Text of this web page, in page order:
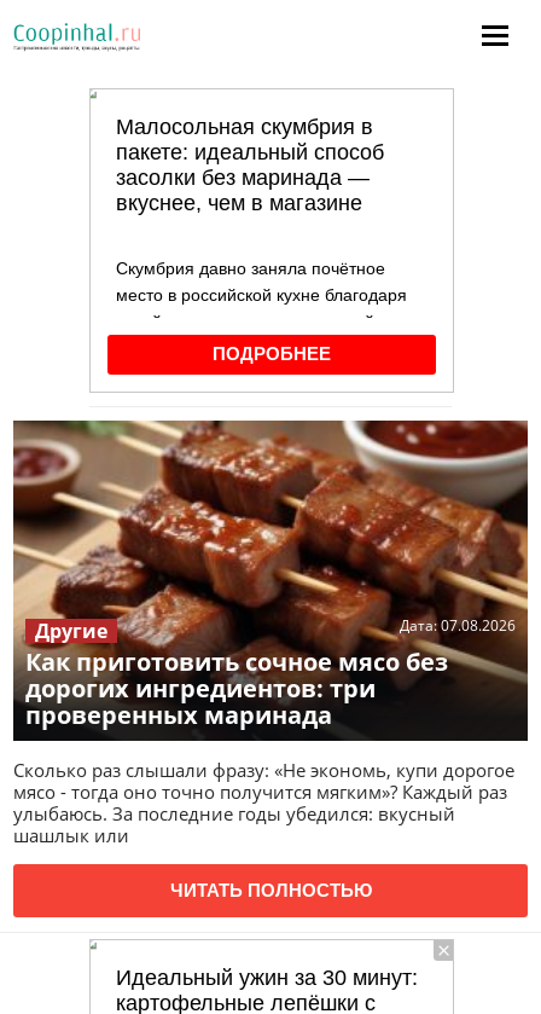
Как приготовить сочное мясо без
дорогих ингредиентов: три
проверенных маринада
Дата:07.08.2026
Другие
Сколько раз слышали фразу: «Не экономь, купи дорогое
мясо - тогда оно точно получится мягким»? Каждый раз
улыбаюсь. За последние годы убедился: вкусный
шашлык или
ЧИТАТЬ ПОЛНОСТЬЮ